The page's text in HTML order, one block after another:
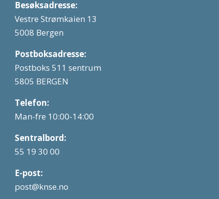
Besøksadresse:
Vestre Strømkaien 13
5008 Bergen
Postboksadresse:
Postboks 511 sentrum
5805 BERGEN
Telefon:
Man-fre 10:00-14:00
Sentralbord:
55 19 30 00
E-post:
post@knse.no